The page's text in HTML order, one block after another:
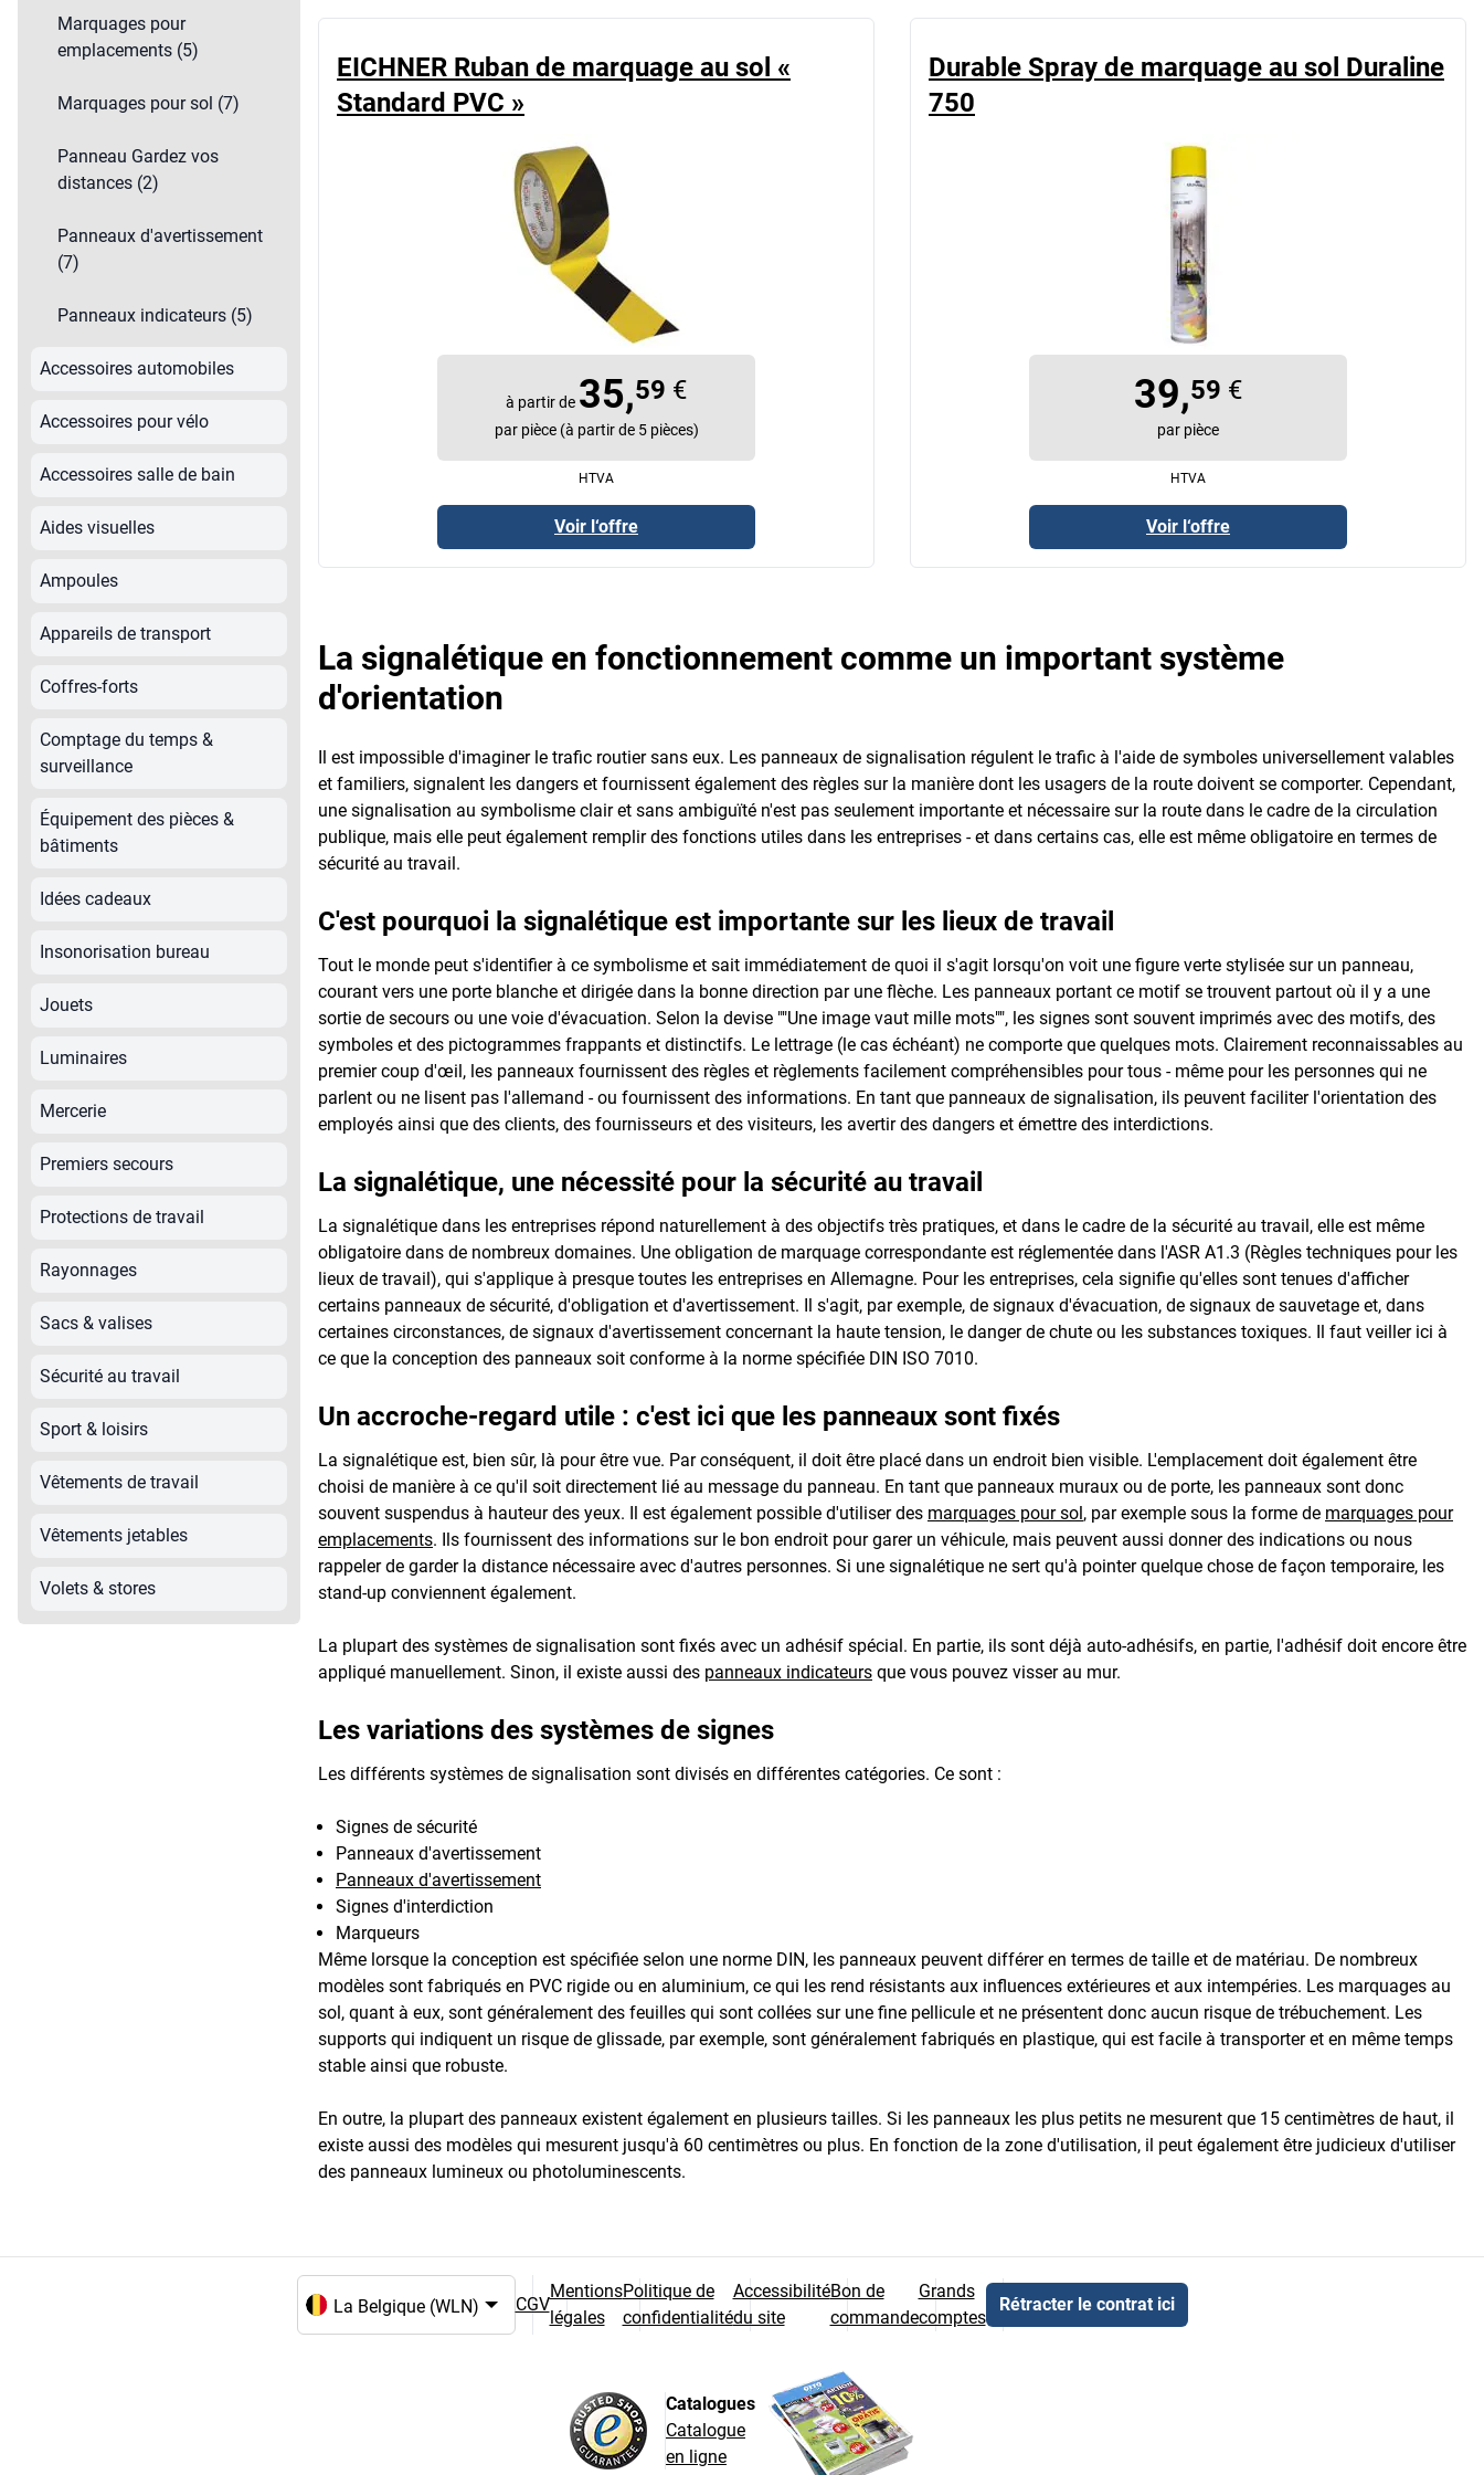
Équipement des pièces &
bâtiments
Insonorisation bureau
Premiers secours
Protections de travail
Sécurité au travail
Vêtements de travail
Marquages pour
emplacements (5)
Marquages pour sol (7)
Panneau Gardez vos
distances (2)
Panneaux d'avertissement
(7)
Panneaux indicateurs (5)
Accessoires automobiles
Accessoires pour vélo
Accessoires salle de bain
Aides visuelles
Ampoules
Appareils de transport
Coffres-forts
Comptage du temps &
surveillance
Équipement des pièces &
bâtiments
Idées cadeaux
Insonorisation bureau
Jouets
Luminaires
Mercerie
Premiers secours
Protections de travail
Rayonnages
Sacs & valises
Sécurité au travail
Sport & loisirs
Vêtements de travail
Vêtements jetables
Volets & stores
EICHNER Ruban de marquage au sol «
Standard PVC »
à partir de 35,59 €
par pièce (à partir de 5 pièces)
HTVA
Voir l‘offre
Durable Spray de marquage au sol Duraline
750
39,59 €
par pièce
HTVA
Voir l‘offre
La signalétique en fonctionnement comme un important système
d'orientation
Il est impossible d'imaginer le trafic routier sans eux. Les panneaux de signalisation régulent le trafic à l'aide de symboles universellement valables
et familiers, signalent les dangers et fournissent également des règles sur la manière dont les usagers de la route doivent se comporter. Cependant,
une signalisation au symbolisme clair et sans ambiguïté n'est pas seulement importante et nécessaire sur la route dans le cadre de la circulation
publique, mais elle peut également remplir des fonctions utiles dans les entreprises - et dans certains cas, elle est même obligatoire en termes de
sécurité au travail.
C'est pourquoi la signalétique est importante sur les lieux de travail
Tout le monde peut s'identifier à ce symbolisme et sait immédiatement de quoi il s'agit lorsqu'on voit une figure verte stylisée sur un panneau,
courant vers une porte blanche et dirigée dans la bonne direction par une flèche. Les panneaux portant ce motif se trouvent partout où il y a une
sortie de secours ou une voie d'évacuation. Selon la devise ""Une image vaut mille mots"", les signes sont souvent imprimés avec des motifs, des
symboles et des pictogrammes frappants et distinctifs. Le lettrage (le cas échéant) ne comporte que quelques mots. Clairement reconnaissables au
premier coup d'œil, les panneaux fournissent des règles et règlements facilement compréhensibles pour tous - même pour les personnes qui ne
parlent ou ne lisent pas l'allemand - ou fournissent des informations. En tant que panneaux de signalisation, ils peuvent faciliter l'orientation des
employés ainsi que des clients, des fournisseurs et des visiteurs, les avertir des dangers et émettre des interdictions.
La signalétique, une nécessité pour la sécurité au travail
La signalétique dans les entreprises répond naturellement à des objectifs très pratiques, et dans le cadre de la sécurité au travail, elle est même
obligatoire dans de nombreux domaines. Une obligation de marquage correspondante est réglementée dans l'ASR A1.3 (Règles techniques pour les
lieux de travail), qui s'applique à presque toutes les entreprises en Allemagne. Pour les entreprises, cela signifie qu'elles sont tenues d'afficher
certains panneaux de sécurité, d'obligation et d'avertissement. Il s'agit, par exemple, de signaux d'évacuation, de signaux de sauvetage et, dans
certaines circonstances, de signaux d'avertissement concernant la haute tension, le danger de chute ou les substances toxiques. Il faut veiller ici à
ce que la conception des panneaux soit conforme à la norme spécifiée DIN ISO 7010.
Un accroche-regard utile : c'est ici que les panneaux sont fixés
La signalétique est, bien sûr, là pour être vue. Par conséquent, il doit être placé dans un endroit bien visible. L'emplacement doit également être
choisi de manière à ce qu'il soit directement lié au message du panneau. En tant que panneaux muraux ou de porte, les panneaux sont donc
souvent suspendus à hauteur des yeux. Il est également possible d'utiliser des marquages pour sol, par exemple sous la forme de marquages pour
emplacements. Ils fournissent des informations sur le bon endroit pour garer un véhicule, mais peuvent aussi donner des indications ou nous
rappeler de garder la distance nécessaire avec d'autres personnes. Si une signalétique ne sert qu'à pointer quelque chose de façon temporaire, les
stand-up conviennent également.
La plupart des systèmes de signalisation sont fixés avec un adhésif spécial. En partie, ils sont déjà auto-adhésifs, en partie, l'adhésif doit encore être
appliqué manuellement. Sinon, il existe aussi des panneaux indicateurs que vous pouvez visser au mur.
Les variations des systèmes de signes
Les différents systèmes de signalisation sont divisés en différentes catégories. Ce sont :
Signes de sécurité
Panneaux d'avertissement
Panneaux d'avertissement
Signes d'interdiction
Marqueurs
Même lorsque la conception est spécifiée selon une norme DIN, les panneaux peuvent différer en termes de taille et de matériau. De nombreux
modèles sont fabriqués en PVC rigide ou en aluminium, ce qui les rend résistants aux influences extérieures et aux intempéries. Les marquages au
sol, quant à eux, sont généralement des feuilles qui sont collées sur une fine pellicule et ne présentent donc aucun risque de trébuchement. Les
supports qui indiquent un risque de glissade, par exemple, sont généralement fabriqués en plastique, qui est facile à transporter et en même temps
stable ainsi que robuste.
En outre, la plupart des panneaux existent également en plusieurs tailles. Si les panneaux les plus petits ne mesurent que 15 centimètres de haut, il
existe aussi des modèles qui mesurent jusqu'à 60 centimètres ou plus. En fonction de la zone d'utilisation, il peut également être judicieux d'utiliser
des panneaux lumineux ou photoluminescents.
Choix de la langue et du pays
CGV
Mentions
légales
Politique de
confidentialité
Accessibilité
du site
Bon de
commande
Grands
comptes
Rétracter le contrat ici
Catalogues
Catalogue
en ligne